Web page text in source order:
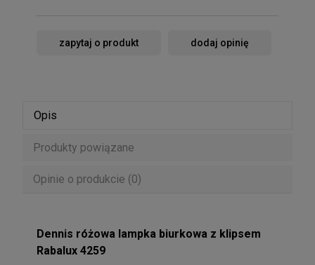
zapytaj o produkt dodaj opinię
Opis
Produkty powiązane
Opinie o produkcie (0)
Dennis różowa lampka biurkowa z klipsem
Rabalux 4259